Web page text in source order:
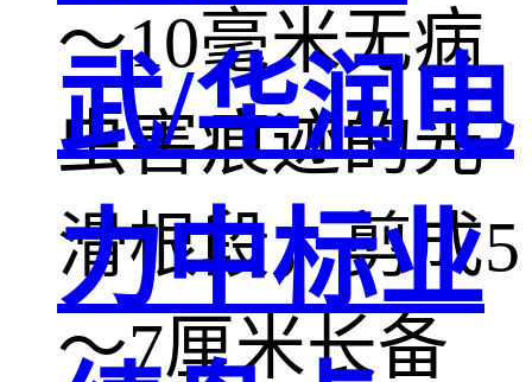
～10毫米无病
虫害痕迹的光
滑根段，剪成5
～7厘米长备
武/华润电
力中标业